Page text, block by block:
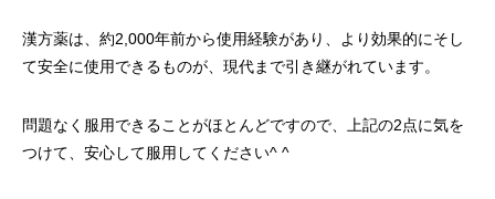
漢方薬は、約2,000年前から使用経験があり、より効果的にそし
て安全に使用できるものが、現代まで引き継がれています。
問題なく服用できることがほとんどですので、上記の2点に気を
つけて、安心して服用してください^ ^